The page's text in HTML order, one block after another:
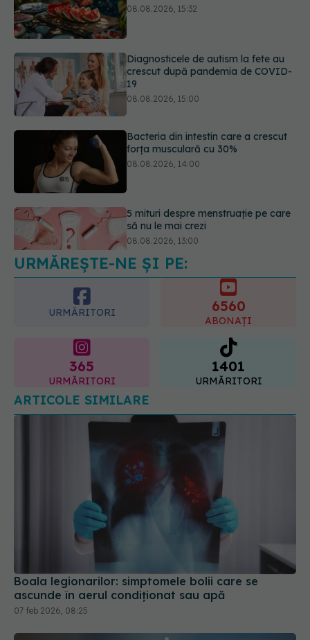
crescut după pandemia de COVID-
Bacteria din intestin care a crescut
forța musculară cu 30%
08.08.2026, 14:00
5 mituri despre menstruație pe care
să nu le mai crezi
Medicamentul folosit de peste 60 de
ani care acționează într-un loc
08.08.2026, 16:00
URMĂREȘTE-NE ȘI PE:
URMĂRITORI
ABONAȚI
URMĂRITORI
1401
URMĂRITORI
ARTICOLE SIMILARE
Boala legionarilor: simptomele bolii care se